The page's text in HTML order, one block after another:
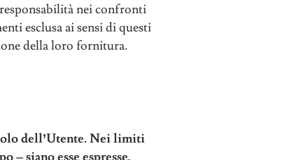
nei confronti
esclusa ai sensi di questi
della loro fornitura.
dell’Utente. Nei limiti